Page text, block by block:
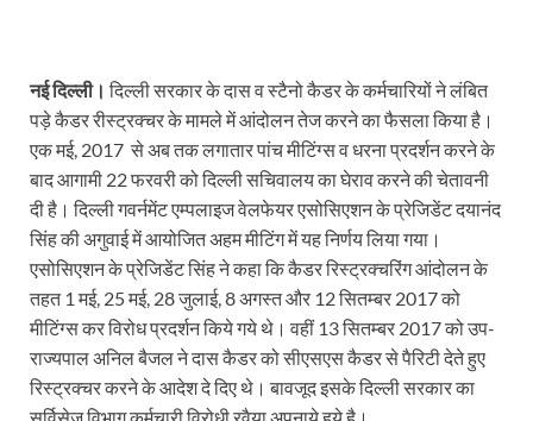
s
A
p
p
b
o
o
k
er
Fr
ie
n
dl
y
gr
a
m
y
Li
n
k
e
नई दिल्ली। दिल्ली सरकार के दास व स्टैनो कैडर के कर्मचारियों ने लंबित
पड़े कैडर रीस्ट्रक्चर के मामले में आंदोलन तेज करने का फैसला किया है।
एक मई, 2017 से अब तक लगातार पांच मीटिंग्स व धरना प्रदर्शन करने के
बाद आगामी 22 फरवरी को दिल्ली सचिवालय का घेराव करने की चेतावनी
दी है। दिल्ली गवर्नमेंट एम्पलाइज वेलफेयर एसोसिएशन के प्रेजिडेंट दयानंद
सिंह की अगुवाई में आयोजित अहम मीटिंग में यह निर्णय लिया गया।
एसोसिएशन के प्रेजिडेंट सिंह ने कहा कि कैडर रिस्ट्रक्चरिंग आंदोलन के
तहत 1 मई, 25 मई, 28 जुलाई, 8 अगस्त और 12 सितम्बर 2017 को
मीटिंग्स कर विरोध प्रदर्शन किये गये थे। वहीं 13 सितम्बर 2017 को उप-
राज्यपाल अनिल बैजल ने दास कैडर को सीएसएस कैडर से पैरिटी देते हुए
रिस्ट्रक्चर करने के आदेश दे दिए थे। बावजूद इसके दिल्ली सरकार का